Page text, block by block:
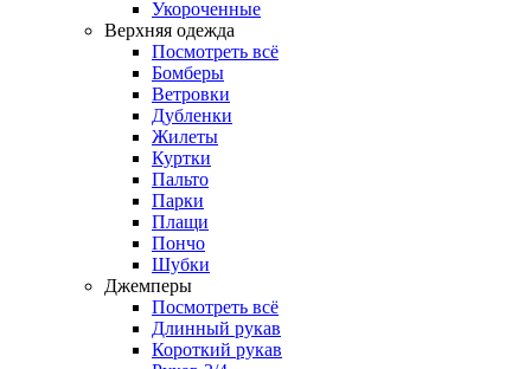
Укороченные
Верхняя одежда
Посмотреть всё
Бомберы
Ветровки
Дубленки
Жилеты
Куртки
Пальто
Парки
Плащи
Пончо
Шубки
Джемперы
Посмотреть всё
Длинный рукав
Короткий рукав